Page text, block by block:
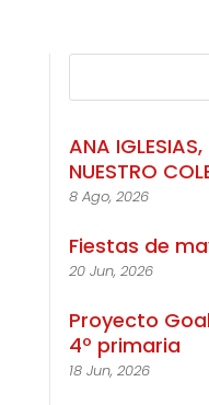
ANA
NUESTRO
8 Ago, 2026
Fiestas de
20 Jun, 2026
Proyecto
4º primaria
18 Jun, 2026